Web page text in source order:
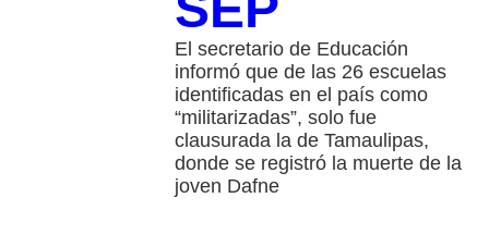
El secretario de Educación
informó que de las 26 escuelas
identificadas en el país como
“militarizadas”, solo fue
clausurada la de Tamaulipas,
donde se registró la muerte de la
joven Dafne